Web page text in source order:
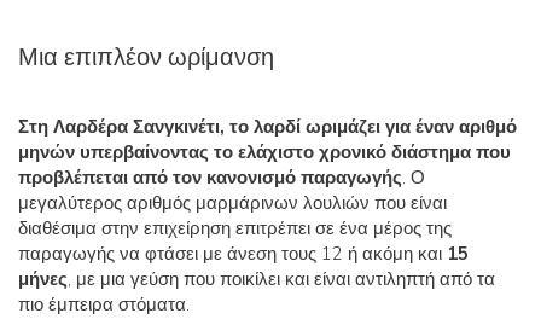
Μια επιπλέον ωρίμανση
Στη Λαρδέρα Σανγκινέτι, το λαρδί ωριμάζει για έναν αριθμό
μηνών υπερβαίνοντας το ελάχιστο χρονικό διάστημα που
προβλέπεται από τον κανονισμό παραγωγής. Ο
μεγαλύτερος αριθμός μαρμάρινων λουλιών που είναι
διαθέσιμα στην επιχείρηση επιτρέπει σε ένα μέρος της
παραγωγής να φτάσει με άνεση τους 12 ή ακόμη και 15
μήνες, με μια γεύση που ποικίλει και είναι αντιληπτή από τα
πιο έμπειρα στόματα.